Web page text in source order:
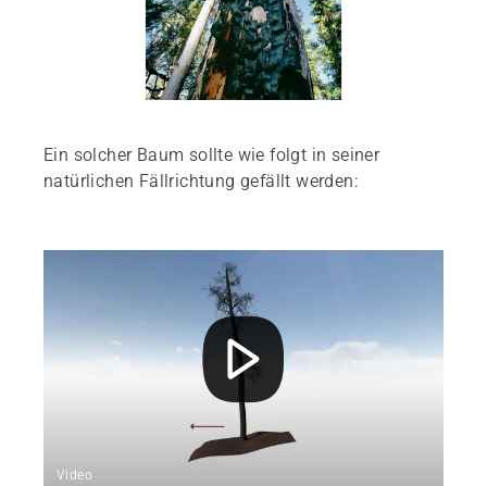
Ein solcher Baum sollte wie folgt in seiner
natürlichen Fällrichtung gefällt werden:
Video